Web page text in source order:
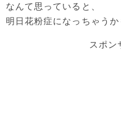
なんて思っていると、
明日花粉症になっちゃうか
スポン